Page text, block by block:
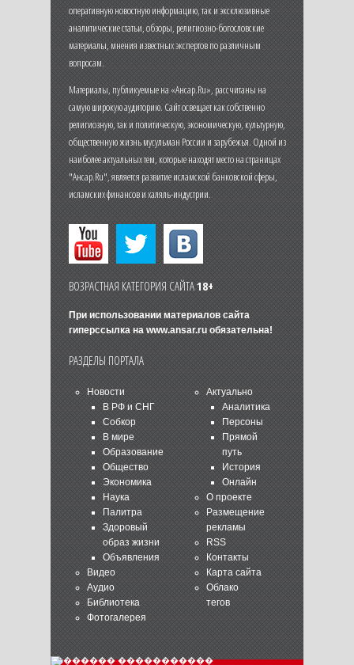
оперативную новостную информацию, так и эксклюзивные
аналитические статьи, обзоры, религиозно-богословские
материалы, мнения известных экспертов по различным
вопросам.
Материалы, публикуемые на «Ансар.Ru», рассчитаны на
самую широкую аудиторию. Сайт освещает как собственно
религиозную, так и политическую, экономическую, культурную,
общественную жизнь мусульман России и зарубежья. Одной из
наиболее актуальных тем, которые находят место на страницах
"Ансар.Ru", является развитие исламской банковской сферы,
исламских финансов и халяль-индустрии.
ВОЗРАСТНАЯ КАТЕГОРИЯ САЙТА18+
При использовании материалов сайта
гиперссылка на www.ansar.ruобязательна!
РАЗДЕЛЫ ПОРТАЛА
Новости
В РФ и СНГ
Собкор
В мире
Образование
Общество
Экономика
Наука
Палитра
Здоровый
образ жизни
Объявления
Видео
Аудио
Библиотека
Фотогалерея
Актуально
Аналитика
Персоны
Прямой
путь
История
Онлайн
О проекте
Размещение
рекламы
RSS
Контакты
Карта сайта
Облако
тегов